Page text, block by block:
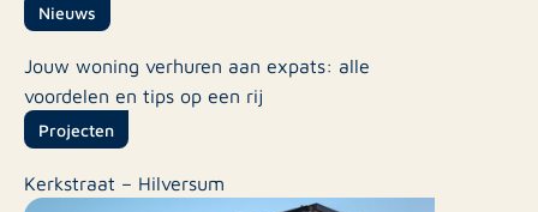
Nieuws
Jouw woning verhuren aan expats: alle
voordelen en tips op een rij
Projecten
Kerkstraat – Hilversum